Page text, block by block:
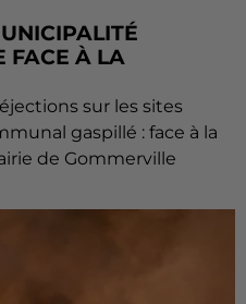
FACE À LA
sur les sites
gaspillé : face à la
de Gommerville